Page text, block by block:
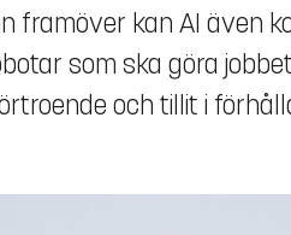
framöver kan AI även
som ska göra
och tillit i